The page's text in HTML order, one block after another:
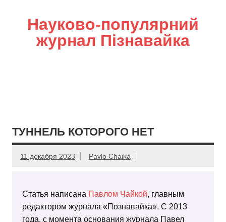
Науково-популярний
журнал Пізнавайка
ТУННЕЛЬ КОТОРОГО НЕТ
11 декабря 2023 Pavlo Chaika
Статья написана Павлом Чайкой, главным
редактором журнала «Познавайка». С 2013
года, с момента основания журнала Павел